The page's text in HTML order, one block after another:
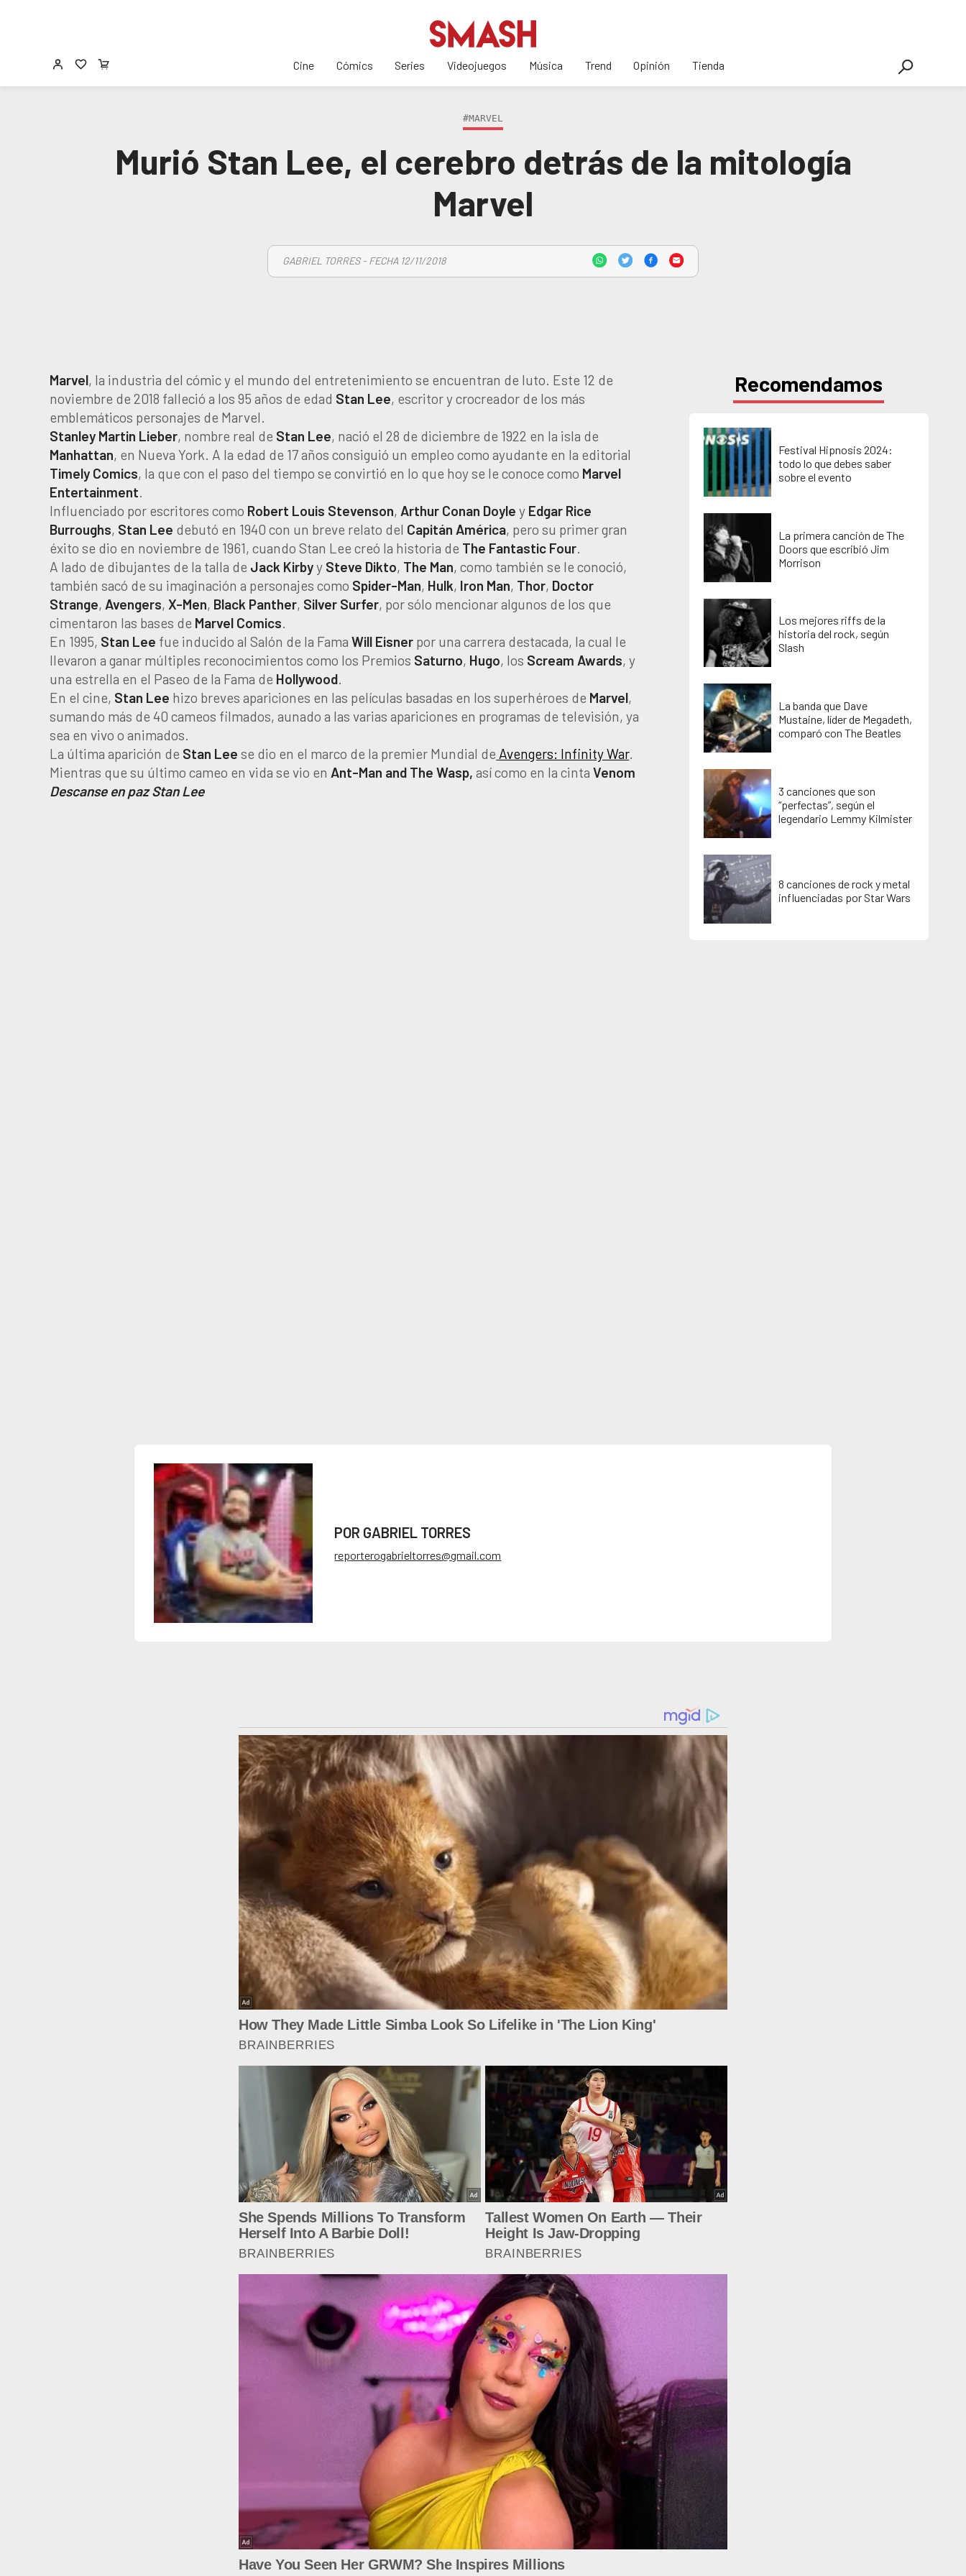
Cine Cómics Series Videojuegos Música Trend Opinión Tienda
#MARVEL
Murió Stan Lee, el cerebro detrás de la mitología
Marvel
GABRIEL TORRES - FECHA 12/11/2018
Marvel, la industria del cómic y el mundo del entretenimiento se encuentran de luto. Este 12 de
noviembre de 2018 falleció a los 95 años de edad Stan Lee, escritor y crocreador de los más
emblemáticos personajes de Marvel.
Stanley Martin Lieber, nombre real de Stan Lee, nació el 28 de diciembre de 1922 en la isla de
Manhattan, en Nueva York. A la edad de 17 años consiguió un empleo como ayudante en la editorial
Timely Comics, la que con el paso del tiempo se convirtió en lo que hoy se le conoce como Marvel
Entertainment.
Influenciado por escritores como Robert Louis Stevenson, Arthur Conan Doyle y Edgar Rice
Burroughs, Stan Lee debutó en 1940 con un breve relato del Capitán América, pero su primer gran
éxito se dio en noviembre de 1961, cuando Stan Lee creó la historia de The Fantastic Four.
A lado de dibujantes de la talla de Jack Kirbyy Steve Dikto, The Man, como también se le conoció,
también sacó de su imaginación a personajes como Spider-Man, Hulk, Iron Man, Thor, Doctor
Strange, Avengers, X-Men, Black Panther, Silver Surfer, por sólo mencionar algunos de los que
cimentaron las bases de Marvel Comics.
En 1995, Stan Lee fue inducido al Salón de la FamaWill Eisner por una carrera destacada, la cual le
llevaron a ganar múltiples reconocimientos como los Premios Saturno, Hugo, los Scream Awards, y
una estrella en el Paseo de la Fama de Hollywood.
En el cine, Stan Lee hizo breves apariciones en las películas basadas en los superhéroes de Marvel,
sumando más de 40 cameos filmados, aunado a las varias apariciones en programas de televisión, ya
sea en vivo o animados.
La última aparición de Stan Lee se dio en el marco de la premier Mundial de Avengers: Infinity War.
Mientras que su último cameo en vida se vio en Ant-Man and The Wasp,así como en la cinta Venom
Descanse en paz Stan Lee
Recomendamos
Festival Hipnosis 2024:
todo lo que debes saber
sobre el evento
La primera canción de The
Doors que escribió Jim
Morrison
Los mejores riffs de la
historia del rock, según
Slash
La banda que Dave
Mustaine, líder de Megadeth,
comparó con The Beatles
3 canciones que son
“perfectas”, según el
legendario Lemmy Kilmister
8 canciones de rock y metal
influenciadas por Star Wars
POR GABRIEL TORRES
reporterogabrieltorres@gmail.com